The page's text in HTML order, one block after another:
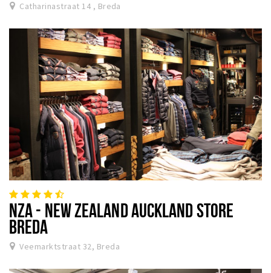
Catharinastraat 14 , Breda
NZA - NEW ZEALAND AUCKLAND STORE
BREDA
Veemarktstraat 32, Breda